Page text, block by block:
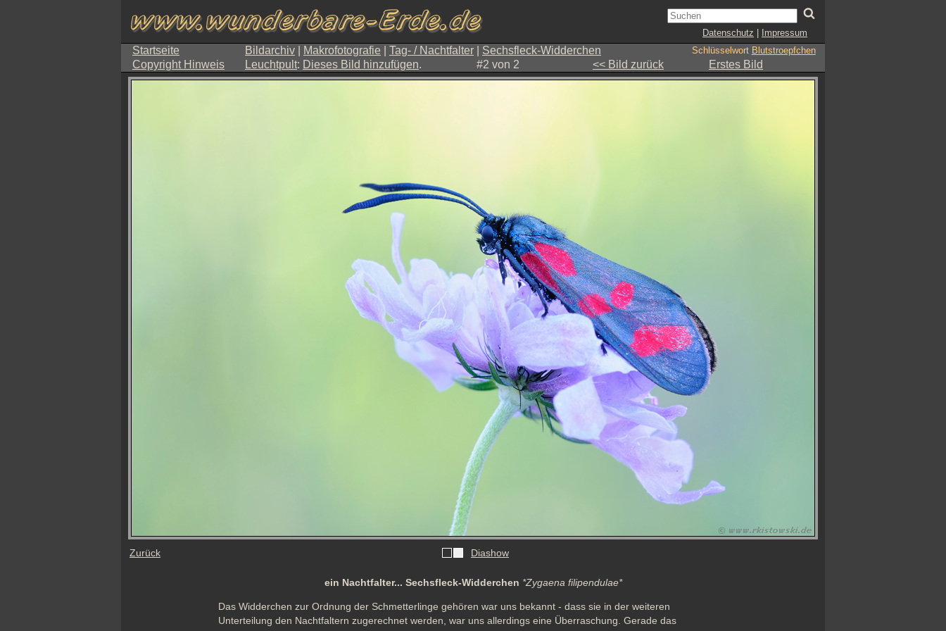
Datenschutz Impressum
Startseite Bildarchiv Makrofotografie Tag- / Nachtfalter Sechsfleck-Widderchen Schlüsselwort Blutstroepfchen
Copyright Hinweis Leuchtpult: Dieses Bild hinzufügen. #2 von 2 << Bild zurück Erstes Bild
Zurück Diashow
ein Nachtfalter... Sechsfleck-Widderchen *Zygaena filipendulae*
Das Widderchen zur Ordnung der Schmetterlinge gehören war uns bekannt - dass sie in der weiteren
Unterteilung den Nachtfaltern zugerechnet werden, war uns allerdings eine Überraschung. Gerade das